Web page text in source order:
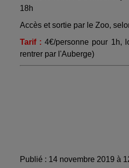
18h
Accès et sortie par le Zoo,
Tarif : 4€/personne pour 1h,
rentrer par l'Auberge)
Publié : 14 novembre 2019 à